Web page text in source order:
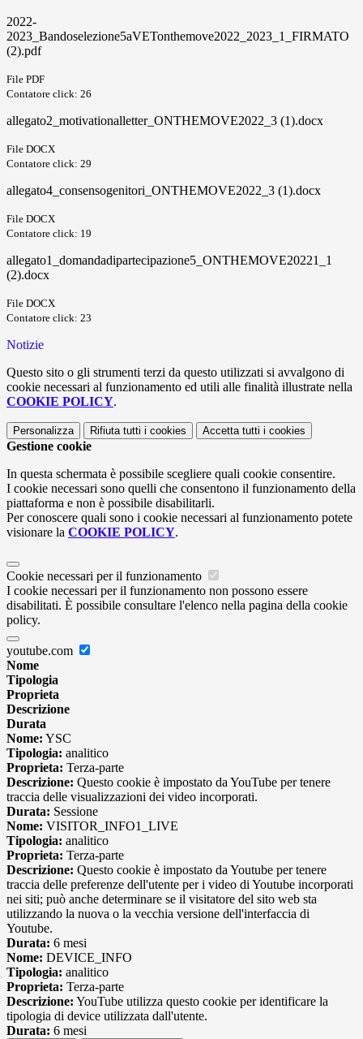
2022-
2023_Bandoselezione5aVETonthemove2022_2023_1_FIRMATO
(2).pdf
File PDF
Contatore click: 26
allegato2_motivationalletter_ONTHEMOVE2022_3 (1).docx
File DOCX
Contatore click: 29
allegato4_consensogenitori_ONTHEMOVE2022_3 (1).docx
File DOCX
Contatore click: 19
allegato1_domandadipartecipazione5_ONTHEMOVE20221_1
(2).docx
File DOCX
Contatore click: 23
Notizie
Questo sito o gli strumenti terzi da questo utilizzati si avvalgono di
cookie necessari al funzionamento ed utili alle finalità illustrate nella
COOKIE POLICY.
Personalizza Rifiuta tutti i cookies Accetta tutti i cookies
Gestione cookie
In questa schermata è possibile scegliere quali cookie consentire.
I cookie necessari sono quelli che consentono il funzionamento della
piattaforma e non è possibile disabilitarli.
Per conoscere quali sono i cookie necessari al funzionamento potete
visionare la COOKIE POLICY.
Cookie necessari per il funzionamento
I cookie necessari per il funzionamento non possono essere
disabilitati. È possibile consultare l'elenco nella pagina della cookie
policy.
youtube.com
Nome
Tipologia
Proprieta
Descrizione
Durata
Nome: YSC
Tipologia: analitico
Proprieta: Terza-parte
Descrizione: Questo cookie è impostato da YouTube per tenere
traccia delle visualizzazioni dei video incorporati.
Durata: Sessione
Nome: VISITOR_INFO1_LIVE
Tipologia: analitico
Proprieta: Terza-parte
Descrizione: Questo cookie è impostato da Youtube per tenere
traccia delle preferenze dell'utente per i video di Youtube incorporati
nei siti; può anche determinare se il visitatore del sito web sta
utilizzando la nuova o la vecchia versione dell'interfaccia di
Youtube.
Durata: 6 mesi
Nome: DEVICE_INFO
Tipologia: analitico
Proprieta: Terza-parte
Descrizione: YouTube utilizza questo cookie per identificare la
tipologia di device utilizzata dall'utente.
Durata: 6 mesi